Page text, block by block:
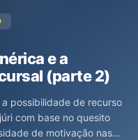
e a
(parte 2)
possibilidade de recurso
com base no quesito
de motivação nas